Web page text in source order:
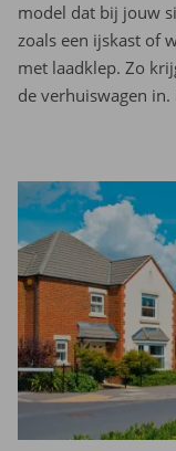
model dat bij jouw
zoals een ijskast of
met laadklep. Zo
de verhuiswagen in.